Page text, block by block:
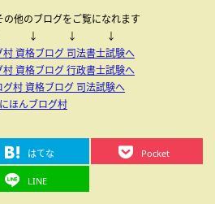
の他のブログをご覧になれます
↓ ↓ ↓
にほんブログ村
はてな Pocket
LINE